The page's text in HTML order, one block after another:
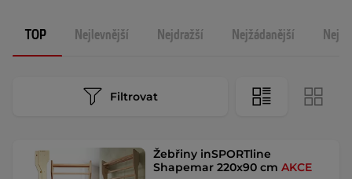
TOP Nejlevnější Nejdražší Nejžádanější
Filtrovat
Žebřiny inSPORTline
Shapemar 220x90 cmAKCE